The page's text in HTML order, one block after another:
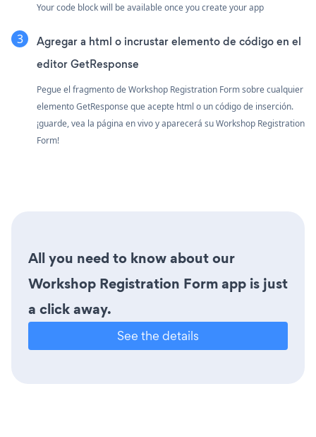
Your code block will be available once you create your app
Agregar a html o incrustar elemento de código en el
editor GetResponse
Pegue el fragmento de Workshop Registration Form sobre cualquier
elemento GetResponse que acepte html o un código de inserción.
¡guarde, vea la página en vivo y aparecerá su Workshop Registration
Form!
All you need to know about our
Workshop Registration Form app is just
a click away.
See the details